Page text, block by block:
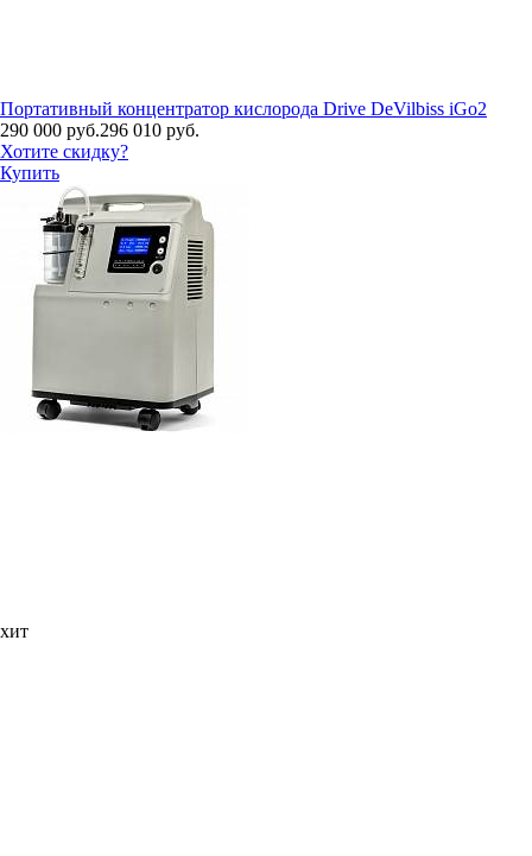
Портативный концентратор кислорода Drive DeVilbiss iGo2
290 000 руб.296 010 руб.
Хотите скидку?
Купить
хит